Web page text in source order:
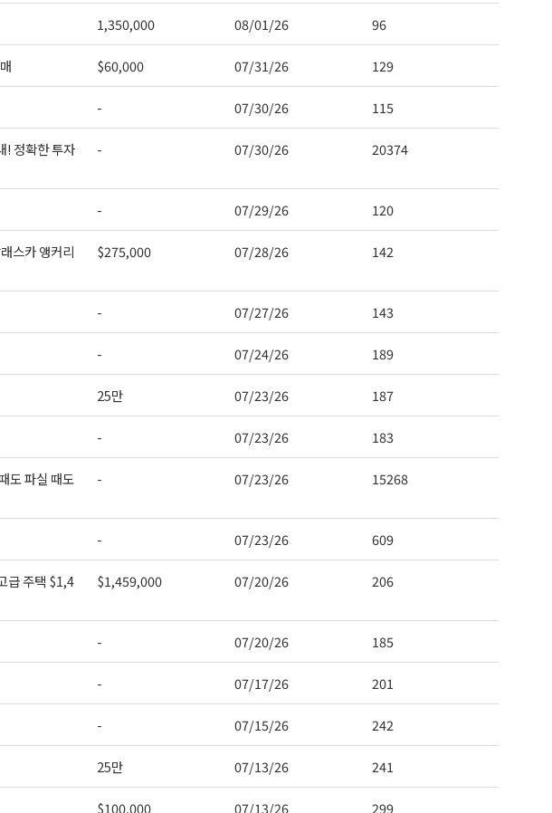
1,350,000 08/01/26 96
$60,000 07/31/26 129
- 07/30/26 115
! 정확한 투자
- 07/30/26 20374
- 07/29/26 120
스카 앵커리
$275,000 07/28/26 142
- 07/27/26 143
- 07/24/26 189
25만 07/23/26 187
- 07/23/26 183
도 파실 때도
- 07/23/26 15268
- 07/23/26 609
급 주택 $1,4
$1,459,000 07/20/26 206
- 07/20/26 185
- 07/17/26 201
- 07/15/26 242
25만 07/13/26 241
$100,000 07/13/26 299